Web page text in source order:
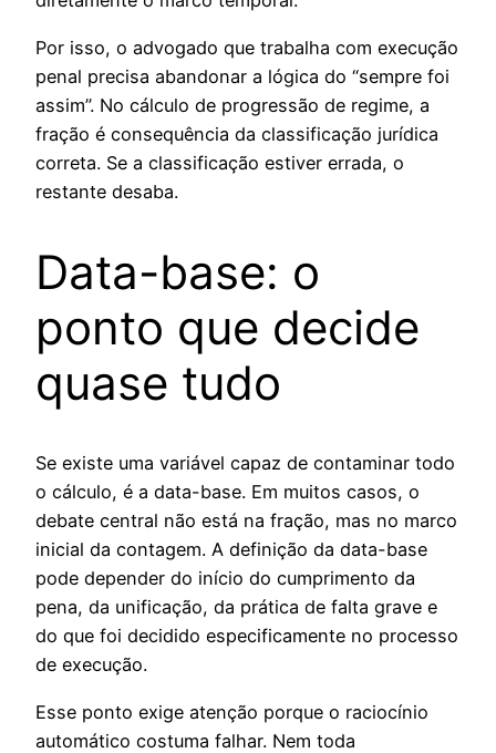
Por isso, o advogado que trabalha com execução
penal precisa abandonar a lógica do “sempre foi
assim”. No cálculo de progressão de regime, a
fração é consequência da classificação jurídica
correta. Se a classificação estiver errada, o
restante desaba.
Data-base: o
ponto que decide
quase tudo
Se existe uma variável capaz de contaminar todo
o cálculo, é a data-base. Em muitos casos, o
debate central não está na fração, mas no marco
inicial da contagem. A definição da data-base
pode depender do início do cumprimento da
pena, da unificação, da prática de falta grave e
do que foi decidido especificamente no processo
de execução.
Esse ponto exige atenção porque o raciocínio
automático costuma falhar. Nem toda